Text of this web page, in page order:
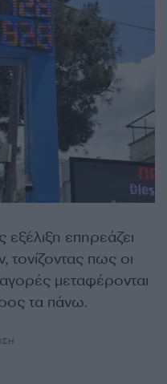
επηρεάζει
πως οι
αγορές μεταφέρονται
τα πάνω.